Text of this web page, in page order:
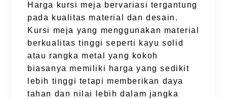
Harga kursi meja bervariasi tergantung
pada kualitas material dan desain.
Kursi meja yang menggunakan material
berkualitas tinggi seperti kayu solid
atau rangka metal yang kokoh
biasanya memiliki harga yang sedikit
lebih tinggi tetapi memberikan daya
tahan dan nilai lebih dalam jangka